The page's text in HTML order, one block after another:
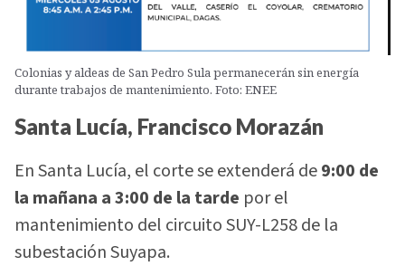
Colonias y aldeas de San Pedro Sula permanecerán sin energía
durante trabajos de mantenimiento. Foto: ENEE
Santa Lucía, Francisco Morazán
En Santa Lucía, el corte se extenderá de9:00 de
la mañana a 3:00 de la tarde por el
mantenimiento del circuito SUY-L258 de la
subestación Suyapa.